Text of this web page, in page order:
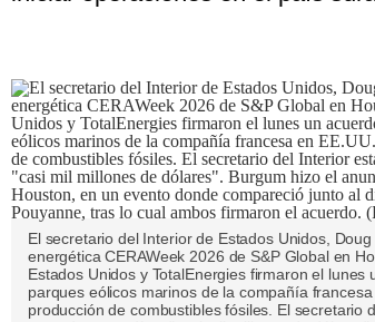
El secretario del Interior de Estados Unidos,
energética CERAWeek 2026 de S&P Global en
Estados Unidos y TotalEnergies firmaron el
parques eólicos marinos de la compañía
producción de combustibles fósiles. El secretario